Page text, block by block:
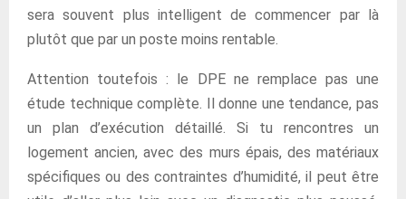
sera souvent plus intelligent de commencer par là
plutôt que par un poste moins rentable.
Attention toutefois : le DPE ne remplace pas une
étude technique complète. Il donne une tendance, pas
un plan d’exécution détaillé. Si tu rencontres un
logement ancien, avec des murs épais, des matériaux
spécifiques ou des contraintes d’humidité, il peut être